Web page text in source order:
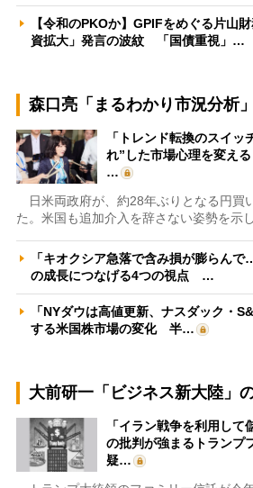
【令和のPKOか】GPIFをめぐる片山
資拡大」発言の波紋 「国債重視」…
森口亮「まるわかり市況分析」
「トレンド転換のスイ
れ”した市場心理を変え
…
日米両政府が、約28年ぶりとなる円買
た。米国も追加介入を辞さない姿勢を示
「キオクシア急落で含み損が膨らん
の成長につなげる4つの視点 …
「NYダウは高値更新、ナスダック・
する米国株市場の変化 半…
大前研一「ビジネス新大陸」
「イラン戦争を利用して
の批判が強まるトランプ
疑…